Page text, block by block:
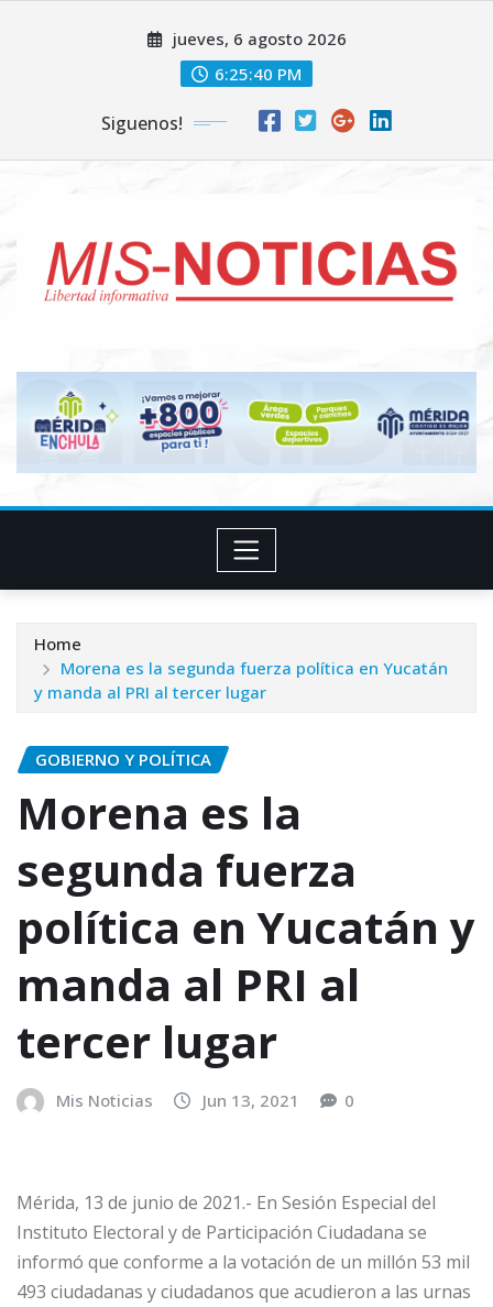
jueves, 6 agosto 2026
6:25:41 PM
Siguenos!
Home
Morena es la segunda fuerza política en Yucatán
y manda al PRI al tercer lugar
GOBIERNO Y POLÍTICA
Morena es la
segunda fuerza
política en Yucatán y
manda al PRI al
tercer lugar
Mis Noticias Jun 13, 2021 0
Mérida, 13 de junio de 2021.- En Sesión Especial del
Instituto Electoral y de Participación Ciudadana se
informó que conforme a la votación de un millón 53 mil
493 ciudadanas y ciudadanos que acudieron a las urnas